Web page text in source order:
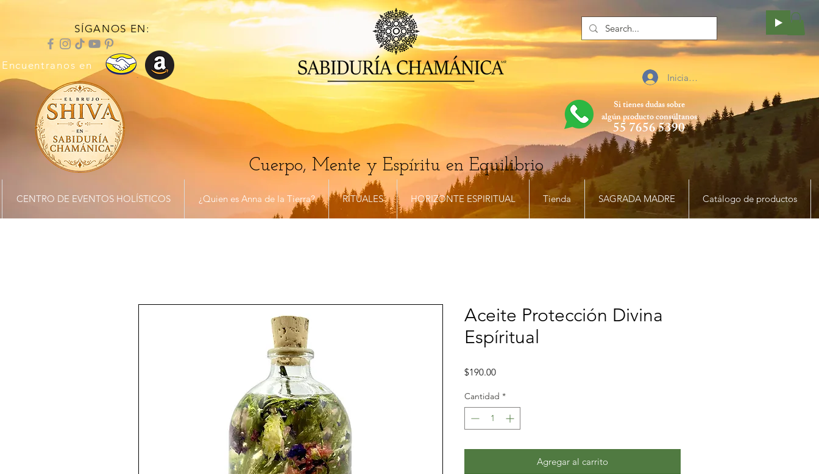
Encuentranos en
Si tienes dudas sobre
algún productoconsúltanos
55 7656 5390
Cuerpo, Mente y Espíritu en Equilibrio
CENTRO DE EVENTOS HOLÍSTICOS ¿Quien es Anna de la Tierra? RITUALES HORIZONTE ESPIRITUAL Tienda SAGRADA MADRE Catálogo de productos
SÍGANOS EN:
Iniciar sesión
Aceite Protección Divina
Espíritual
$190.00Precio
Cantidad *
Agregar al carrito